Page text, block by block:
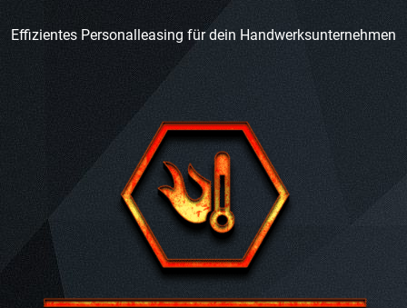
Effizientes Personalleasing für dein Handwerksunternehmen